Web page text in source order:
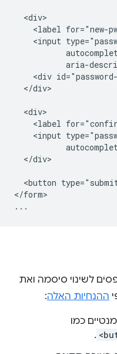
  <div>
<label for="new-
<input
aria-
<div
  </div>
  <div>
<label
<input
  </div>
<button
</form>
לשינוי סיסמה ואת
ההנחיות האלה:
.